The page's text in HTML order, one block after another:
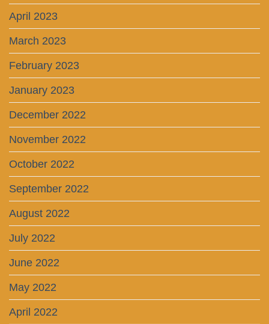
April 2023
March 2023
February 2023
January 2023
December 2022
November 2022
October 2022
September 2022
August 2022
July 2022
June 2022
May 2022
April 2022